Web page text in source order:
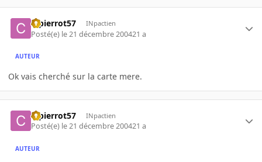
ctpierrot57 INpactien
Posté(e) le 21 décembre 200421 a
AUTEUR
Ok vais cherché sur la carte mere.
ctpierrot57 INpactien
Posté(e) le 21 décembre 200421 a
AUTEUR